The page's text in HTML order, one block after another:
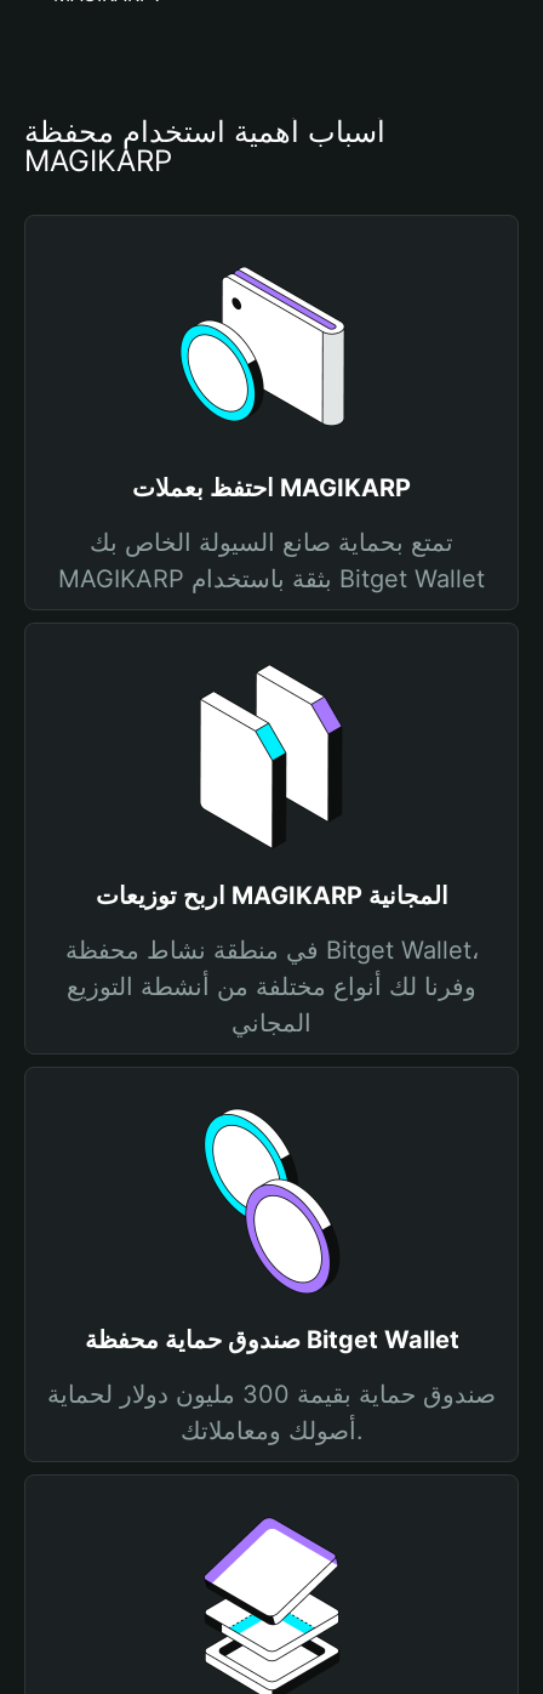
أسباب أهمية استخدام محفظة
MAGIKARP
احتفظ بعملات MAGIKARP
تمتع بحماية صانع السيولة الخاص بك
MAGIKARP بثقة باستخدام Bitget Wallet
اربح توزيعات MAGIKARP المجانية
في منطقة نشاط محفظة Bitget Wallet،
وفرنا لك أنواع مختلفة من أنشطة التوزيع
المجاني
صندوق حماية محفظة Bitget Wallet
صندوق حماية بقيمة 300 مليون دولار لحماية
أصولك ومعاملاتك.